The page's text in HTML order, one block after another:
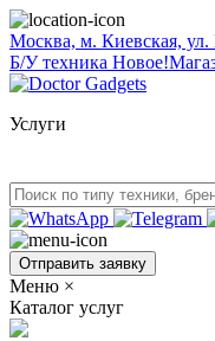
Москва, м. Киевская, ул.
Б/У техникa Новое!
Услуги
Отправить заявку
Меню ×
Каталог услуг